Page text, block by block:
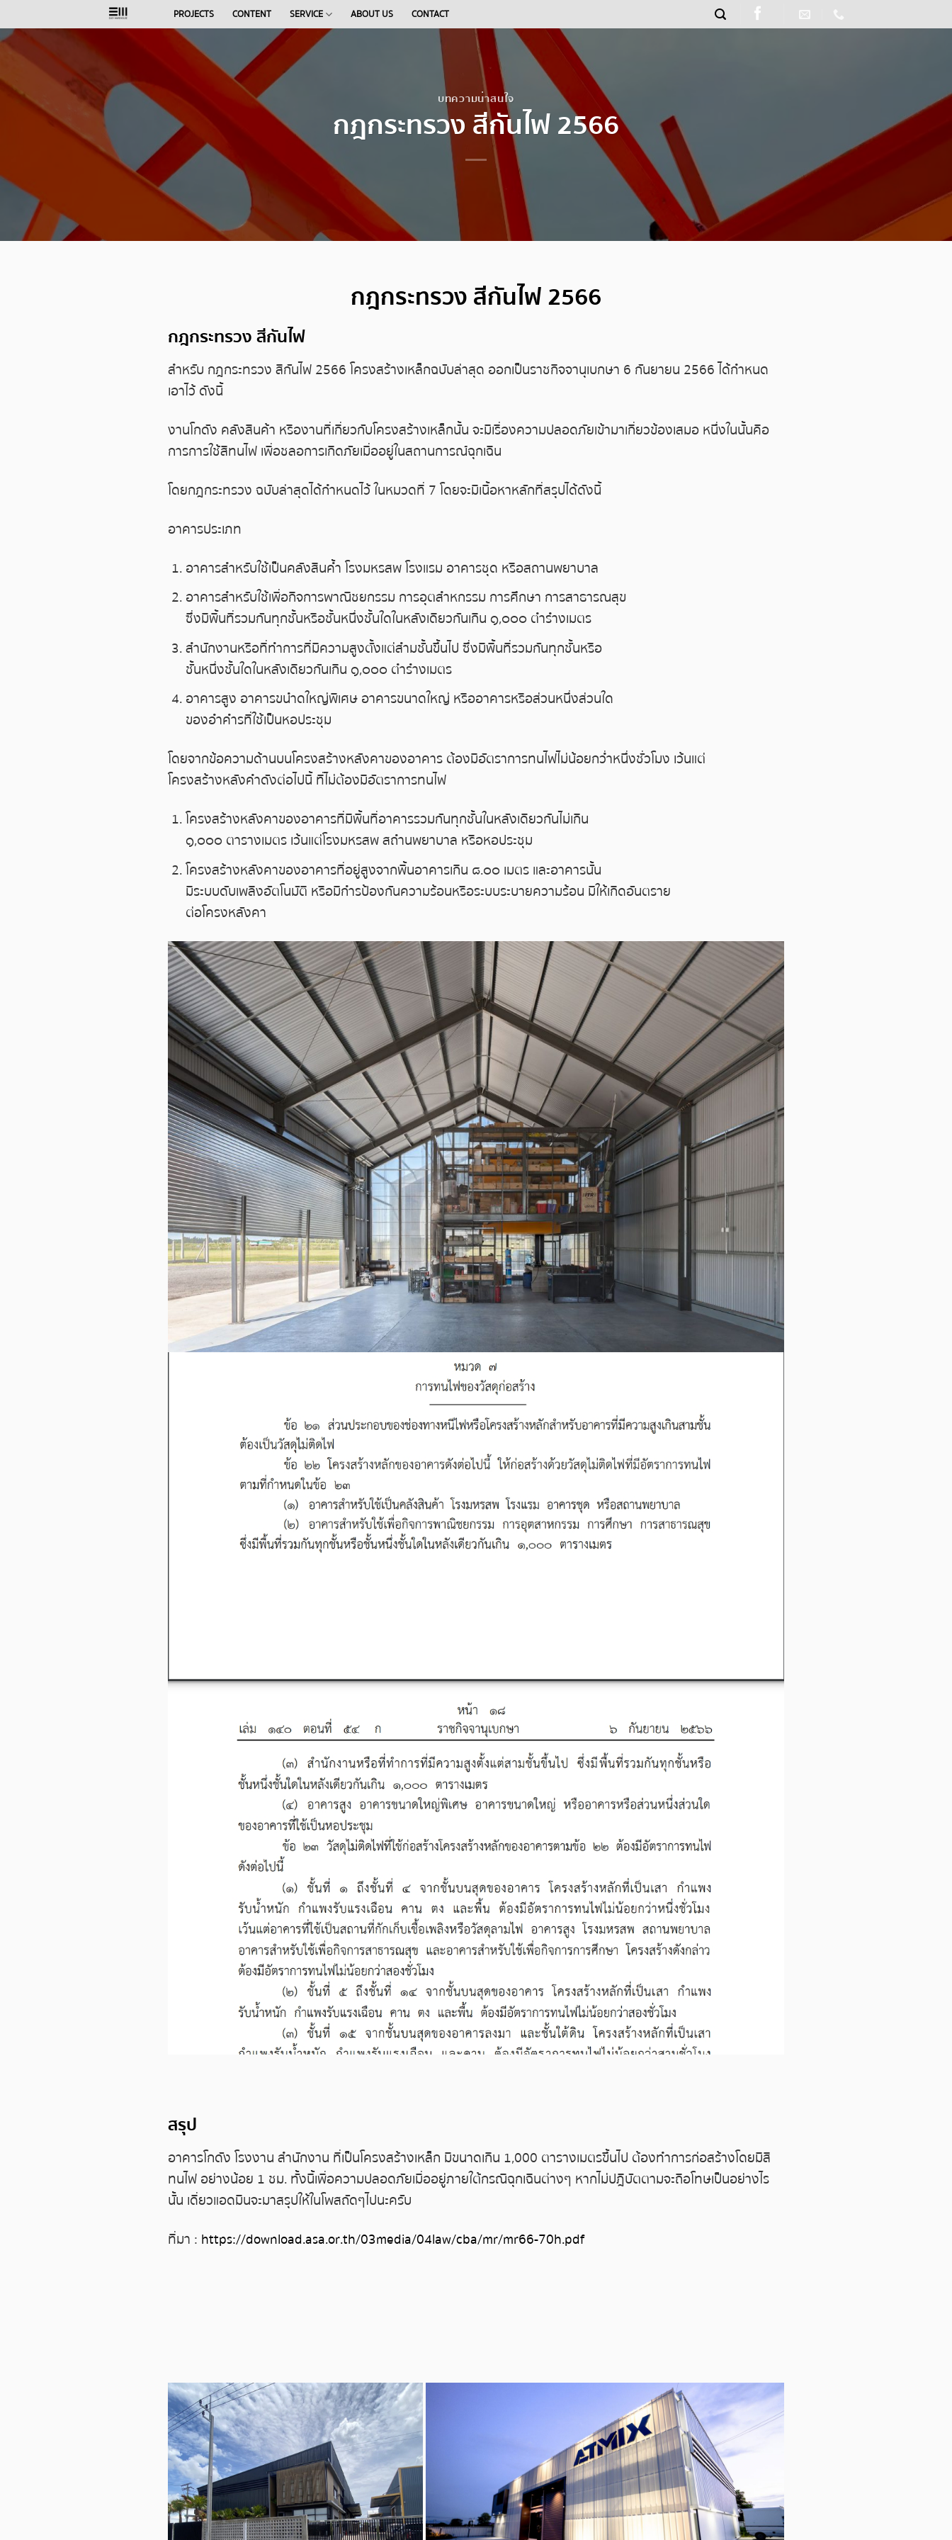
to
content
PROJECTS CONTENT SERVICE ABOUT US CONTACT
บทความน่าสนใจ
กฎกระทรวง สีกันไฟ 2566
กฎกระทรวง สีกันไฟ 2566
กฎกระทรวง สีกันไฟ
สำหรับ กฎกระทรวง สีกันไฟ 2566 โครงสร้างเหล็กฉบับล่าสุด ออกเป็นราชกิจจานุเบกษา 6 กันยายน 2566 ได้กำหนด
เอาไว้ ดังนี้
งานโกดัง คลังสินค้า หรืองานที่เกี่ยวกับโครงสร้างเหล็กนั้น จะมีเรื่องความปลอดภัยเข้ามาเกี่ยวข้องเสมอ หนึ่งในนั้นคือ
การการใช้สีทนไฟ เพื่อชลอการเกิดภัยเมื่ออยู่ในสถานการณ์ฉุกเฉิน
โดยกฎกระทรวง ฉบับล่าสุดได้กำหนดไว้ ในหมวดที่ 7 โดยจะมีเนื้อหาหลักที่สรุปได้ดังนี้
อาคารประเภท
อาคารสำหรับใช้เป็นคลังสินค้ำ โรงมหรสพ โรงแรม อาคารชุด หรือสถานพยาบาล
อาคารสำหรับใช้เพื่อกิจการพาณิชยกรรม การอุตสำหกรรม การศึกษา การสาธารณสุข
ซึ่งมีพื้นที่รวมกันทุกชั้นหรือชั้นหนึ่งชั้นใดในหลังเดียวกันเกิน ๑,๐๐๐ ตำรำงเมตร
สำนักงานหรือที่ทำการที่มีความสูงตั้งแต่สำมชั้นขึ้นไป ซึ่งมีพื้นที่รวมกันทุกชั้นหรือ
ชั้นหนึ่งชั้นใดในหลังเดียวกันเกิน ๑,๐๐๐ ตำรำงเมตร
อาคารสูง อาคารขนำดใหญ่พิเศษ อาคารขนาดใหญ่ หรืออาคารหรือส่วนหนึ่งส่วนใด
ของอำคำรที่ใช้เป็นหอประชุม
โดยจากข้อความด้านบนโครงสร้างหลังคาของอาคาร ต้องมีอัตราการทนไฟไม่น้อยกว่ำหนึ่งชั่วโมง เว้นแต่
โครงสร้างหลังคำดังต่อไปนี้ ที่ไม่ต้องมีอัตราการทนไฟ
โครงสร้างหลังคาของอาคารที่มีพื้นที่อาคารรวมกันทุกชั้นในหลังเดียวกันไม่เกิน
๑,๐๐๐ ตารางเมตร เว้นแต่โรงมหรสพ สถำนพยาบาล หรือหอประชุม
โครงสร้างหลังคาของอาคารที่อยู่สูงจากพื้นอาคารเกิน ๘.๐๐ เมตร และอาคารนั้น
มีระบบดับเพลิงอัตโนมัติ หรือมีกำรป้องกันความร้อนหรือระบบระบายความร้อน มิให้เกิดอันตราย
ต่อโครงหลังคา
สรุป
อาคารโกดัง โรงงาน สำนักงาน ที่เป็นโครงสร้างเหล็ก มีขนาดเกิน 1,000 ตารางเมตรขึ้นไป ต้องทำการก่อสร้างโดยมีสี
ทนไฟ อย่างน้อย 1 ชม. ทั้งนี้เพื่อความปลอดภัยเมื่ออยู่ภายใต้กรณีฉุกเฉินต่างๆ หากไม่ปฎิบัตตามจะถือโทษเป็นอย่างไร
นั้น เดี่ยวแอดมินจะมาสรุปให้ในโพสถัดๆไปนะครับ
ที่มา : https://download.asa.or.th/03media/04law/cba/mr/mr66-70h.pdf